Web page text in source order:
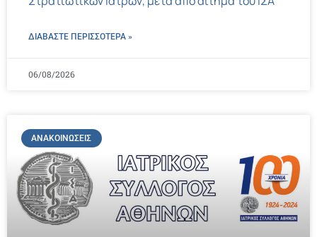
ΔΙΑΒΑΣΤΕ ΠΕΡΙΣΣΌΤΕΡΑ »
06/08/2026
ΑΝΑΚΟΙΝΏΣΕΙΣ